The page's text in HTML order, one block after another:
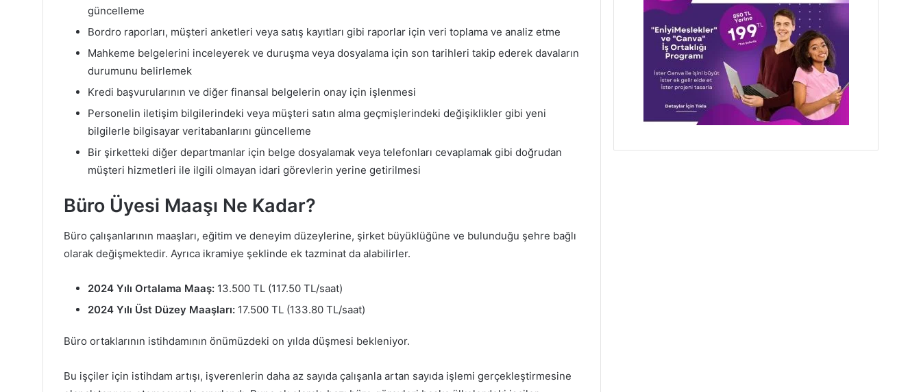
güncelleme
Bordro raporları, müşteri anketleri veya satış kayıtları gibi raporlar için veri toplama ve analiz etme
Mahkeme belgelerini inceleyerek ve duruşma veya dosyalama için son tarihleri ​​takip ederek davaların
durumunu belirlemek
Kredi başvurularının ve diğer finansal belgelerin onay için işlenmesi
Personelin iletişim bilgilerindeki veya müşteri satın alma geçmişlerindeki değişiklikler gibi yeni
bilgilerle bilgisayar veritabanlarını güncelleme
Bir şirketteki diğer departmanlar için belge dosyalamak veya telefonları cevaplamak gibi doğrudan
müşteri hizmetleri ile ilgili olmayan idari görevlerin yerine getirilmesi
Büro Üyesi Maaşı Ne Kadar?
Büro çalışanlarının maaşları, eğitim ve deneyim düzeylerine, şirket büyüklüğüne ve bulunduğu şehre bağlı
olarak değişmektedir. Ayrıca ikramiye şeklinde ek tazminat da alabilirler.
2024 Yılı Ortalama Maaş: 13.500 TL (117.50 TL/saat)
2024 Yılı Üst Düzey Maaşları: 17.500 TL (133.80 TL/saat)
Büro ortaklarının istihdamının önümüzdeki on yılda düşmesi bekleniyor.
Bu işçiler için istihdam artışı, işverenlerin daha az sayıda çalışanla artan sayıda işlemi gerçekleştirmesine